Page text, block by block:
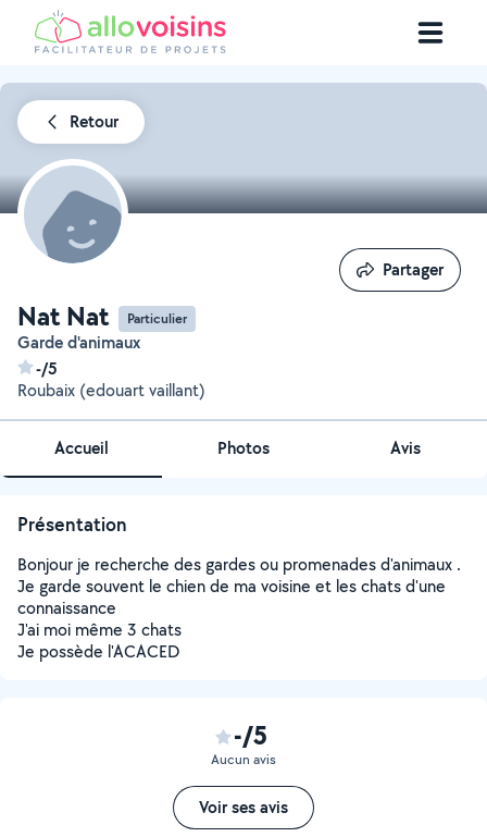
Retour
Nat Nat Particulier
Garde d'animaux
-/5
Roubaix (edouart vaillant)
Partager
Partager
Accueil Photos Avis
Présentation
Bonjour je recherche des gardes ou promenades d'animaux .
Je garde souvent le chien de ma voisine et les chats d'une
connaissance
J'ai moi même 3 chats
Je possède l'ACACED
-/5
Aucun avis
Voir ses avis